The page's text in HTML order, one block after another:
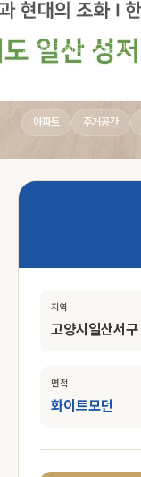
홈 포트폴리오› 주거공간
아파트 주거공간
지역
고양시일산서구
면적
화이트모던